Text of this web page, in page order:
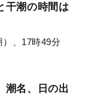
干潮の時間は
、17時49分
潮名、日の出